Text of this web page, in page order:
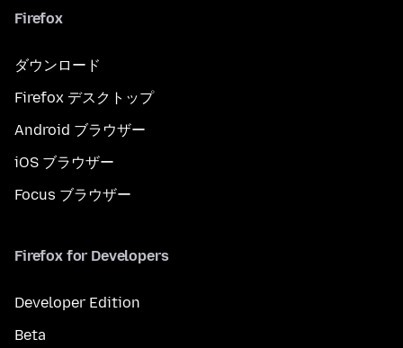
Firefox
ダウンロード
Firefox デスクトップ
Android ブラウザー
iOS ブラウザー
Focus ブラウザー
Firefox for Developers
Developer Edition
Beta